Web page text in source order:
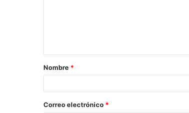
a
r
Nombre *
Correo electrónico *